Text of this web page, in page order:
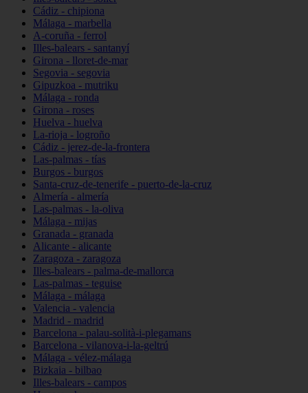
Cádiz - chipiona
Málaga - marbella
A-coruña - ferrol
Illes-balears - santanyí
Girona - lloret-de-mar
Segovia - segovia
Gipuzkoa - mutriku
Málaga - ronda
Girona - roses
Huelva - huelva
La-rioja - logroño
Cádiz - jerez-de-la-frontera
Las-palmas - tías
Burgos - burgos
Santa-cruz-de-tenerife - puerto-de-la-cruz
Almería - almería
Las-palmas - la-oliva
Málaga - mijas
Granada - granada
Alicante - alicante
Zaragoza - zaragoza
Illes-balears - palma-de-mallorca
Las-palmas - teguise
Málaga - málaga
Valencia - valencia
Madrid - madrid
Barcelona - palau-solità-i-plegamans
Barcelona - vilanova-i-la-geltrú
Málaga - vélez-málaga
Bizkaia - bilbao
Illes-balears - campos